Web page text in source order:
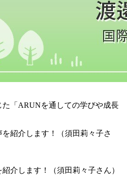
た「ARUNを通しての学びや成長
介します！（須田莉々子さん）